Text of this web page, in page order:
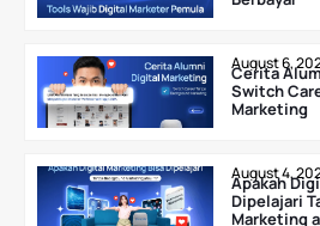
August 6,
Cerita
Switch
Marketing
August 4,
Apakah
Dipelajari
Marketing